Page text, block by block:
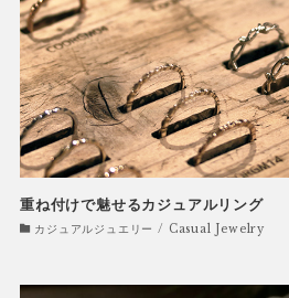
重ね付けで魅せるカジュアルリング
カジュアルジュエリー / Casual Jewelry